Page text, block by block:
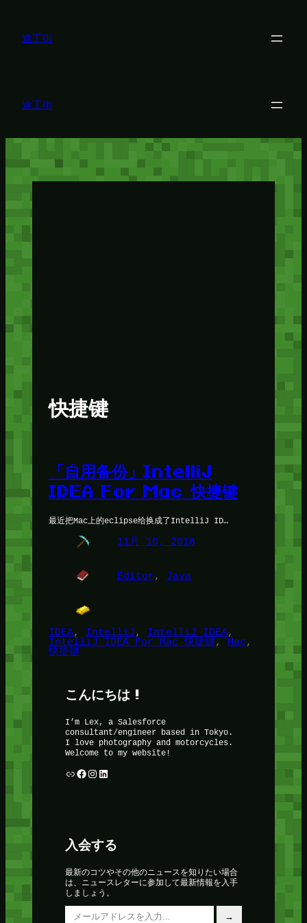
途工街
途工街
快捷键
「自用备份」IntelliJ
IDEA For Mac 快捷键
最近把Mac上的eclipse给换成了IntelliJ ID…
11月 10, 2018
Editor, Java
IDEA, IntelliJ, IntelliJ IDEA
IntelliJ IDEA For Mac 快捷键, Mac
快捷键
こんにちは !
I’m Lex, a Salesforce
consultant/engineer based in Tokyo.
I love photography and motorcycles.
Welcome to my website!
リンクFacebook Instagram LinkedIn
入会する
最新のコツやその他のニュースを知りたい場合
は、ニュースレターに参加して最新情報を入手
しましょう。
メールアドレスを入力…
→